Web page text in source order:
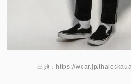
出典：https://wear.jp/